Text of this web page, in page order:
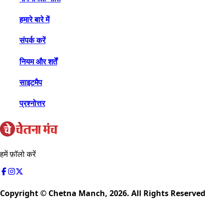
हमारे बारे में
संपर्क करें
नियम और शर्तें
साइटमैप
प्रश्नोत्तर
हमें फ़ॉलो करें
Copyright © Chetna Manch, 2026. All Rights Reserved